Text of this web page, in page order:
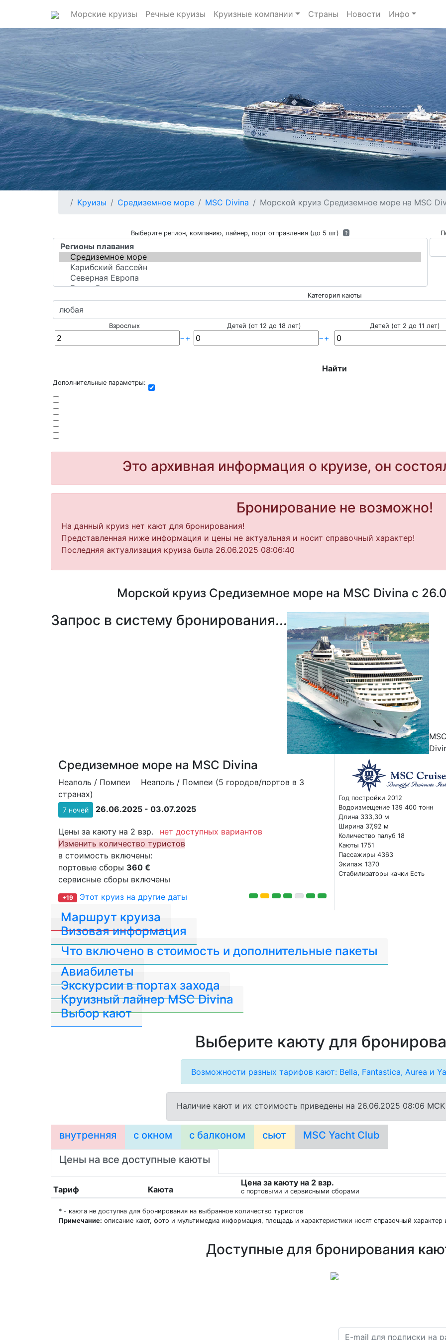
Морские круизы Речные круизы Круизные компании Страны Новости Инфо
Круизы Средиземное море MSC Divina Морской круиз Средиземное море на MSC
Выберите регион, компанию, лайнер, порт отправления (до 5 шт) ?
Категория каюты
Взрослых
−+
Детей (от 12 до 18 лет)
−+
Детей (от 2 до 11 лет)
Найти
Дополнительные параметры:
Это архивная информация о круизе, он
Бронирование не возможно!
На данный круиз нет кают для бронирования!
Представленная ниже информация и цены не актуальная и носит справочный характер!
Последняя актуализация круиза была 26.06.2025 08:06:40
Морской круиз Средиземное море на MSC Divina с
Средиземное море на MSC Divina
Неаполь / Помпеи
Неаполь / Помпеи (5 городов/портов в 3
странах)
7 ночей 26.06.2025 - 03.07.2025
Цены за каюту на 2 взр.
нет доступных вариантов
Изменить количество туристов
в стоимость включены:
портовые сборы 360 €
сервисные сборы включены
+19 Этот круиз на другие даты
Год постройки 2012
Водоизмещение 139 400 тонн
Длина 333,30 м
Ширина 37,92 м
Количество палуб 18
Каюты 1751
Пассажиры 4363
Экипаж 1370
Стабилизаторы качки Есть
Запрос в систему бронирования...
Маршрут круиза
Визовая информация
Авиабилеты
Что включено в стоимость и дополнительные пакеты
Экскурсии в портах захода
Круизный лайнер MSC Divina
Выбор кают
Выберите каюту для
Возможности разных тарифов кают: Bella, Fantastica, Aurea и
Наличие кают и их стоимость приведены на 26.06.2025 08:06 MCK
внутренняя с окном с балконом сьют MSC Yacht Club
Цены на все доступные каюты
Тариф Каюта
Цена за каюту на 2 взр.
с портовыми и сервисными сборами
* - каюта не доступна для бронирования на выбранное количество туристов
Примечание: описание кают, фото и мультимедиа информация, площадь и характеристики носят справочный характер
Доступные для бронирования